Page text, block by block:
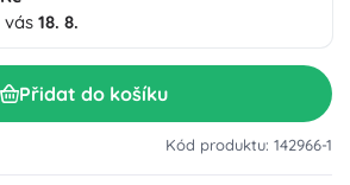
vás 18. 8.
Přidat do košíku
Kód produktu: 142966-1